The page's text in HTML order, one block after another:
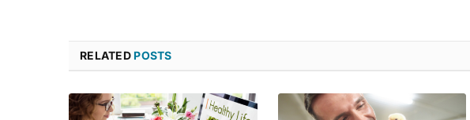
RELATED POSTS